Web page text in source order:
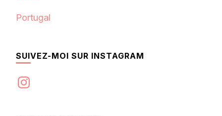
Portugal
SUIVEZ-MOI SUR INSTAGRAM
Instagram